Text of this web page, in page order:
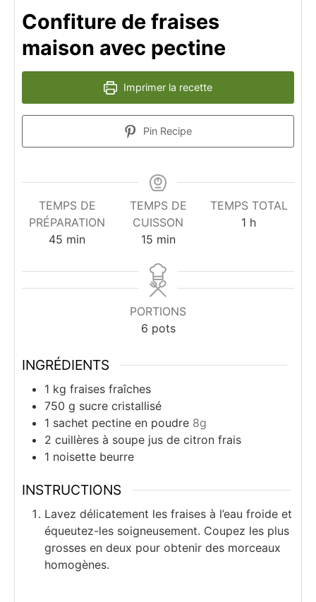
Confiture de fraises
maison avec pectine
Imprimer la recette
Pin Recipe
TEMPS DE
PRÉPARATION
45 minutes
min
TEMPS DE
CUISSON
15minutes
min
TEMPS TOTAL
1 heure
h
PORTIONS
6 pots
INGRÉDIENTS
1 kg fraises fraîches
750 g sucre cristallisé
1 sachet pectine en poudre 8g
2 cuillères à soupe jus de citron frais
1 noisette beurre
INSTRUCTIONS
Lavez délicatement les fraises à l’eau froide et
équeutez-les soigneusement. Coupez les plus
grosses en deux pour obtenir des morceaux
homogènes.